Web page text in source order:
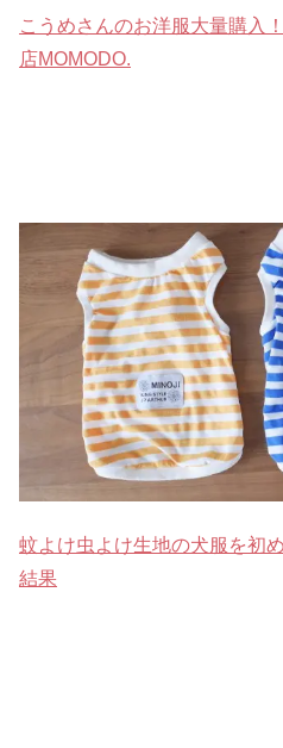
こうめさんのお洋服大量購入
店MOMODO.
蚊よけ虫よけ生地の犬服を初
結果